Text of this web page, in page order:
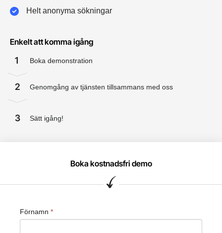
Helt anonyma sökningar
Enkelt att komma igång
1 Boka demonstration
2 Genomgång av tjänsten tillsammans med oss
3 Sätt igång!
Boka kostnadsfri demo